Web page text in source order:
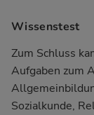
Wissenstest
Zum Schluss
Aufgaben zum
Sozialkunde,